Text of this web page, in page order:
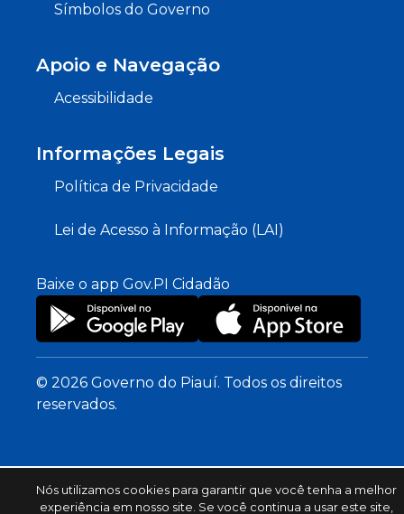
Símbolos do Governo
Apoio e Navegação
Acessibilidade
Informações Legais
Política de Privacidade
Lei de Acesso à Informação (LAI)
Baixe o app Gov.PI Cidadão
© 2026 Governo do Piauí. Todos os direitos
reservados.
Nós utilizamos cookies para garantir que você tenha a melhor
experiência em nosso site. Se você continua a usar este site,